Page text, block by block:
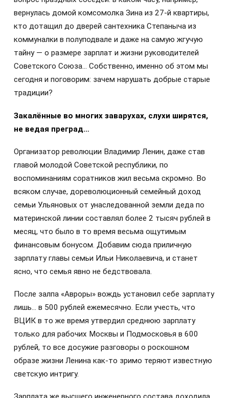
вернулась домой комсомолка Зина из 27-й квартиры,
кто дотащил до дверей сантехника Степаныча из
коммуналки в полуподвале и даже на самую жгучую
тайну — о размере зарплат и жизни руководителей
Советского Союза… Собственно, именно об этом мы
сегодня и поговорим: зачем нарушать добрые старые
традиции?
Закалённые во многих заварухах, слухи ширятся,
не ведая преград…
Организатор революции Владимир Ленин, даже став
главой молодой Советской республики, по
воспоминаниям соратников жил весьма скромно. Во
всяком случае, дореволюционный семейный доход
семьи Ульяновых от унаследованной земли деда по
материнской линии составлял более 2 тысяч рублей в
месяц, что было в то время весьма ощутимым
финансовым бонусом. Добавим сюда приличную
зарплату главы семьи Ильи Николаевича, и станет
ясно, что семья явно не бедствовала.
После залпа «Авроры» вождь установил себе зарплату
лишь… в 500 рублей ежемесячно. Если учесть, что
ВЦИК в то же время утвердил среднюю зарплату
только для рабочих Москвы и Подмосковья в 600
рублей, то все досужие разговоры о роскошном
образе жизни Ленина как-то зримо теряют известную
светскую интригу.